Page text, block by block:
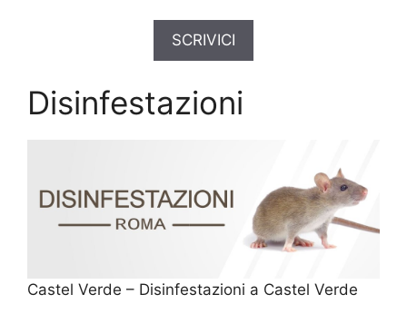
SCRIVICI
Disinfestazioni
Castel Verde – Disinfestazioni a Castel Verde